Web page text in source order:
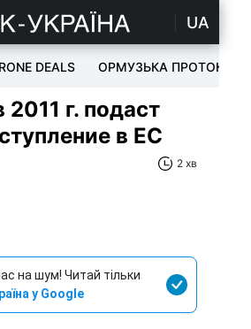
UA
DEALS ОРМУЗЬКА ПРОТОКА
г. подаст
в ЕС
2 хв
на шум! Читай тільки
у Google